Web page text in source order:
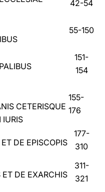
42-54
55-150
151-
154
CETERISQUE
IURIS
155-
176
DE EPISCOPIS
177-
310
DE EXARCHIS
311-
321